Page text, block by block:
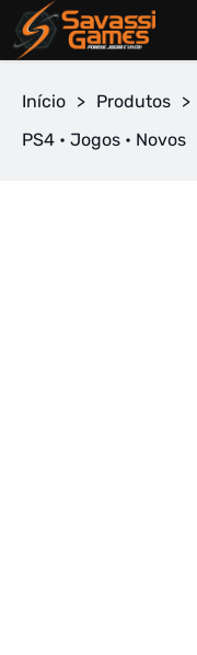
Início > Produtos >
PS4 • Jogos • Novos